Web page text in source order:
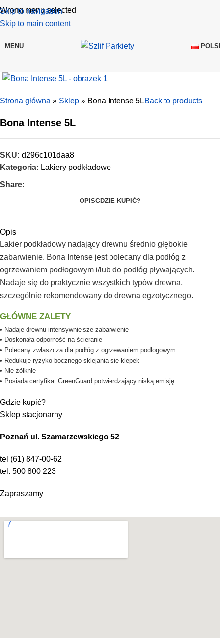
Skip to navigation
Skip to main content
Wrong menu selected
MENU
Strona główna » Sklep » Bona Intense 5LBack to products
Bona Intense 5L
SKU: d296c101daa8
Kategoria: Lakiery podkładowe
Share:
OPISGDZIE KUPIĆ?
Opis
Lakier podkładowy nadający drewnu średnio głębokie
zabarwienie. Bona Intense jest polecany dla podłóg z
ogrzewaniem podłogowym i/lub do podłóg pływających.
Nadaje się do praktycznie wszystkich typów drewna,
szczególnie rekomendowany do drewna egzotycznego.
GŁÓWNE ZALETY
• Nadaje drewnu intensywniejsze zabarwienie
• Doskonała odporność na ścieranie
• Polecany zwłaszcza dla podłóg z ogrzewaniem podłogowym
• Redukuje ryzyko bocznego sklejania się klepek
• Nie żółknie
• Posiada certyfikat GreenGuard potwierdzający niską emisję
Gdzie kupić?
Sklep stacjonarny
Poznań ul. Szamarzewskiego 52
tel (61) 847-00-62
tel. 500 800 223
Zapraszamy